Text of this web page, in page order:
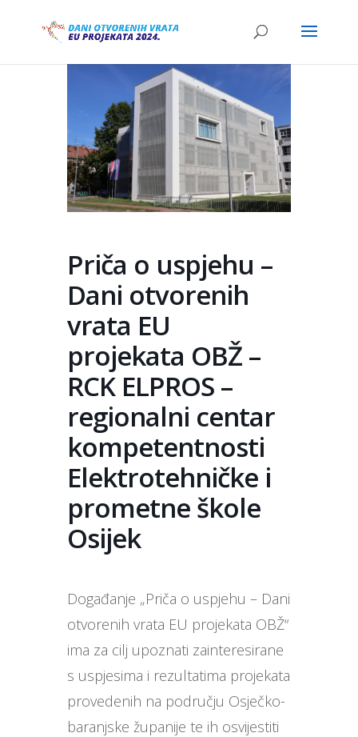
Priča o uspjehu –
Dani otvorenih
vrata EU
projekata OBŽ –
RCK ELPROS –
regionalni centar
kompetentnosti
Elektrotehničke i
prometne škole
Osijek
Događanje „Priča o uspjehu – Dani
otvorenih vrata EU projekata OBŽ“
ima za cilj upoznati zainteresirane
s uspjesima i rezultatima projekata
provedenih na području Osječko-
baranjske županije te ih osvijestiti